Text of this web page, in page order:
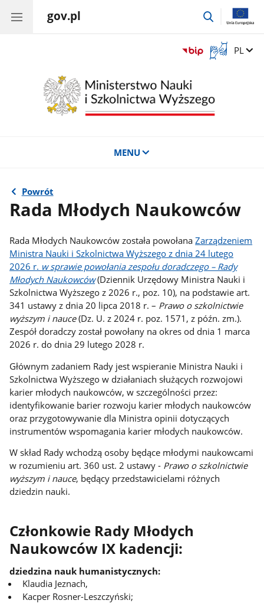
gov.pl
przejdź
Otwórz
okno
języka
migowego
Zmień
PL
MENU
Powrót
Rada Młodych Naukowców
Rada Młodych Naukowców została powołanaZarządzeniem
Ministra Nauki i Szkolnictwa Wyższego z dnia 24 lutego
2026 r. w sprawie powołania zespołu doradczego – Rady
Młodych Naukowców(Dziennik Urzędowy Ministra Nauki i
Szkolnictwa Wyższego z 2026 r., poz. 10), na podstawie art.
341 ustawy z dnia 20 lipca 2018 r. – Prawo o szkolnictwie
wyższym i nauce(Dz. U. z 2024 r. poz. 1571, z późn. zm.).
Zespół doradczy został powołany na okres od dnia 1 marca
2026 r. do dnia 29 lutego 2028 r.
Głównym zadaniem Rady jest wspieranie Ministra Nauki i
Szkolnictwa Wyższego w działaniach służących rozwojowi
karier młodych naukowców, w szczególności przez:
identyfikowanie barier rozwoju karier młodych naukowców
oraz przygotowywanie dla Ministra opinii dotyczących
instrumentów wspomagania karier młodych naukowców.
W skład Rady wchodzą osoby będące młodymi naukowcami
w rozumieniu art. 360 ust. 2 ustawy - Prawo o szkolnictwie
wyższym i nauce, będący przedstawicielami różnych
dziedzin nauki.
Członkowie Rady Młodych
Naukowców IX kadencji:
dziedzina nauk humanistycznych:
Klaudia Jeznach,
Kacper Rosner-Leszczyński;